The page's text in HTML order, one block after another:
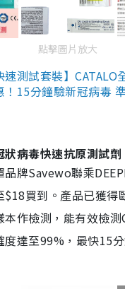
點擊圖片放大
測試套裝】CATALO
！15分鐘驗新冠病毒
病毒快速抗原測試劑
牌Savewo聯乘
買到。產品已獲得
本作檢測，能有效檢
度達至99%，最快15